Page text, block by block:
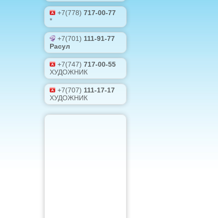
+7(778) 717-00-77
*
+7(701) 111-91-77
Расул
+7(747) 717-00-55
ХУДОЖНИК
+7(707) 111-17-17
ХУДОЖНИК